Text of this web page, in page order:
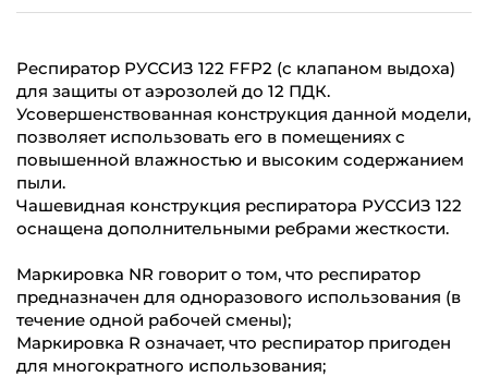
Респиратор РУССИЗ 122 FFP2 (с клапаном выдоха)
для защиты от аэрозолей до 12 ПДК.
Усовершенствованная конструкция данной модели,
позволяет использовать его в помещениях с
повышенной влажностью и высоким содержанием
пыли.
Чашевидная конструкция респиратора РУССИЗ 122
оснащена дополнительными ребрами жесткости.
Маркировка NR говорит о том, что респиратор
предназначен для одноразового использования (в
течение одной рабочей смены);
Маркировка R означает, что респиратор пригоден
для многократного использования;